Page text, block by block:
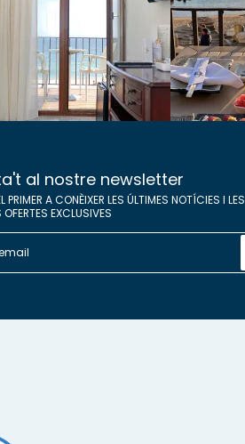
al nostre newsletter
PRIMER A CONÈIXER LES ÚLTIMES NOTÍCIES I LES
OFERTES EXCLUSIVES